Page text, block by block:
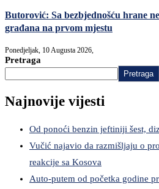
Butorović: Sa bezbjednošću hrane
građana na prvom mjestu
Ponedjeljak, 10 Augusta 2026,
Pretraga
Pretraga
Najnovije vijesti
Od ponoći benzin jeftiniji šest,
Vučić najavio da razmišljaju o
reakcije sa Kosova
Auto-putem od početka godine